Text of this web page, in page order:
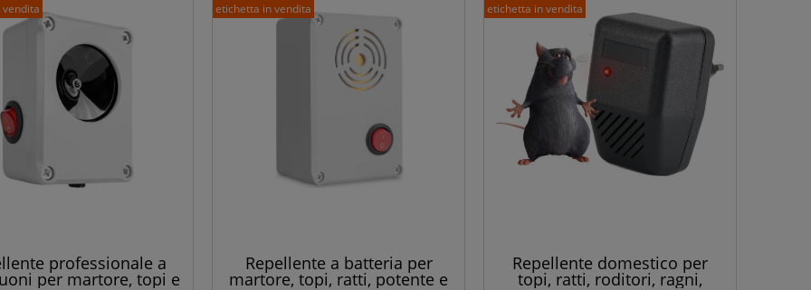
professionale a
per martore, topi e
Repellente a batteria per
martore, topi, ratti, potente e
etichetta in vendita
Repellente domestico per
topi, ratti, roditori, ragni,
etichetta in vendita